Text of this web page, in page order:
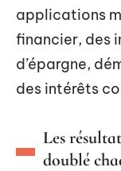
applications
financier, des
d’épargne,
des intérêts
Les
doublé